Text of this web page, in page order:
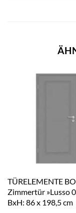
TÜRELEMENTE
Zimmertür »Lusso
BxH: 86 x 198,5 cm